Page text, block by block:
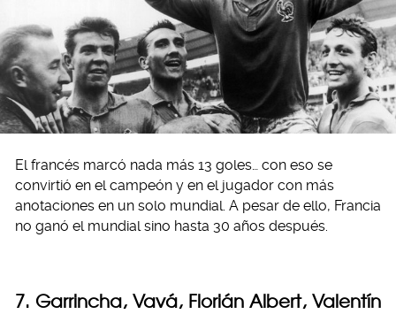
El francés marcó nada más 13 goles… con eso se
convirtió en el campeón y en el jugador con más
anotaciones en un solo mundial. A pesar de ello, Francia
no ganó el mundial sino hasta 30 años después.
7. Garrincha, Vavá, Florián Albert, Valentín